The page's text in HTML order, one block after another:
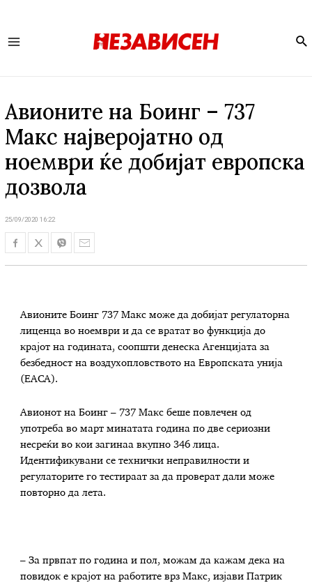
Авионите на Боинг – 737
Макс најверојатно од
ноември ќе добијат европска
дозвола
25/09/2020 16:22
Авионите Боинг 737 Макс може да добијат регулаторна
лиценца во ноември и да се вратат во функција до
крајот на годината, соопшти денеска Агенцијата за
безбедност на воздухопловството на Европската унија
(ЕАСА).
Авионот на Боинг – 737 Макс беше повлечен од
употреба во март минатата година по две сериозни
несреќи во кои загинаа вкупно 346 лица.
Идентификувани се технички неправилности и
регулаторите го тестираат за да проверат дали може
повторно да лета.
– За првпат по година и пол, можам да кажам дека на
повидок е крајот на работите врз Макс, изјави Патрик